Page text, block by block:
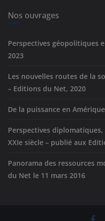
e
s
Nos ouvrages
Perspectives géopolitiques
2023
Les nouvelles routes de la
– Editions du Net, 2020
De la puissance en
Perspectives
XXIe siècle – publié aux
Panorama des ressources
du Net le 11 mars 2016